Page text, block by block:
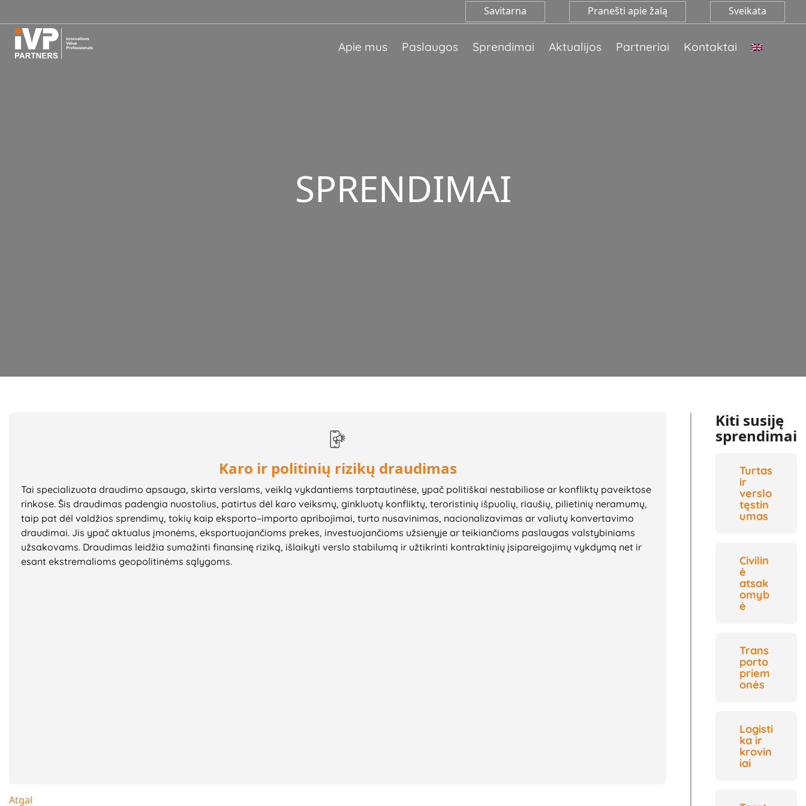
Savitarna Pranešti apie žalą Sveikata
Apie mus Paslaugos Sprendimai Aktualijos Partneriai Kontaktai
SPRENDIMAI
Karo ir politinių rizikų draudimas
Tai specializuota draudimo apsauga, skirta verslams, veiklą vykdantiems tarptautinėse, ypač politiškai nestabiliose ar konfliktų paveiktose
rinkose. Šis draudimas padengia nuostolius, patirtus dėl karo veiksmų, ginkluotų konfliktų, teroristinių išpuolių, riaušių, pilietinių neramumų,
taip pat dėl valdžios sprendimų, tokių kaip eksporto–importo apribojimai, turto nusavinimas, nacionalizavimas ar valiutų konvertavimo
draudimai. Jis ypač aktualus įmonėms, eksportuojančioms prekes, investuojančioms užsienyje ar teikiančioms paslaugas valstybiniams
užsakovams. Draudimas leidžia sumažinti finansinę riziką, išlaikyti verslo stabilumą ir užtikrinti kontraktinių įsipareigojimų vykdymą net ir
esant ekstremalioms geopolitinėms sąlygoms.
Atgal
Kiti susiję
sprendimai
Turtas
ir
verslo
tęstin
umas
Civilin
ė
atsak
omyb
ė
Trans
porto
priem
onės
Logisti
ka ir
krovin
iai